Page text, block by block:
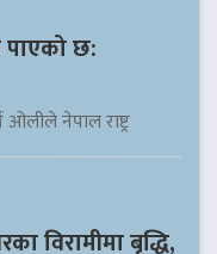
पाएको छ:
ओलीले नेपाल राष्ट्र
विरामीमा बृद्धि,